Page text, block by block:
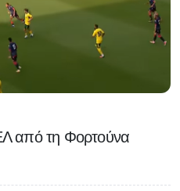
από τη Φορτούνα